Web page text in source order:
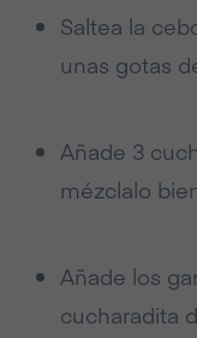
Saltea la
unas gotas
Añade 3
mézclalo
Añade los
cucharadita